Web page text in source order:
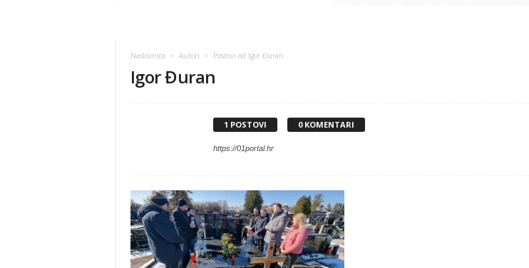
A
Naslovnica Autori Postovi od Igor Đuran
Igor Đuran
1 POSTOVI 0 KOMENTARI
https://01portal.hr